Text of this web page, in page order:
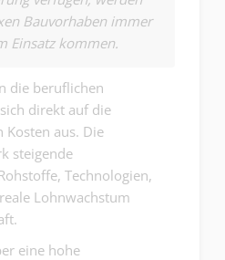
Bauvorhaben immer
Einsatz kommen.
die beruflichen
direkt auf die
aus. Die
steigende
Technologien,
Lohnwachstum
eine hohe